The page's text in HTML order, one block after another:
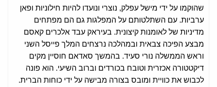
שהוקמו על ידי מישל עפלק, נוצרי ונועדו להיות חילוניות ופאן
ערביות. עם השתלטותם על המפלגות גם הם מפתחים
מדיניות של לאומנות קיצונית. בעיראק עבד אלכרים קאסם
מבצע הפיכה צבאית ובמהלכה נרצחים המלך פייסל השני
וראש הממשלה נורי סעיד. בהמשך סאדאם חוסיין מקים
דיקטטורה אכזרית וטובח בכורדים וברוב השיעי. הוא פונה
לכבוש את כוויית ומובס בצורה מבישה על ידי כוחות הברית.